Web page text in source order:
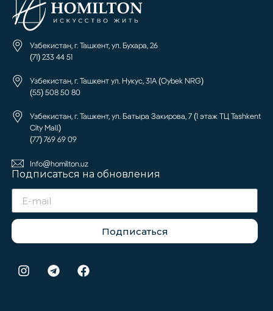
Узбекистан, г. Ташкент, ул. Бухара, 26
(71) 233 44 51
Узбекистан, г. Ташкент ул. Нукус, 31А (Oybek NRG)
(55) 508 50 80
Узбекистан, г. Ташкент, ул. Батыра Закирова, 7 (1 этаж ТЦ Tashkent
City Mall)
(77) 769 69 09
Info@homilton.uz
Подписаться на обновления
Подписаться